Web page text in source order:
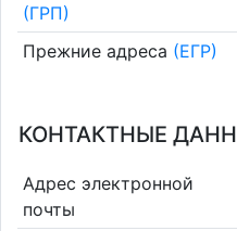
(ГРП)
Прежние адреса (ЕГР)
КОНТАКТНЫЕ
Адрес электронной
почты